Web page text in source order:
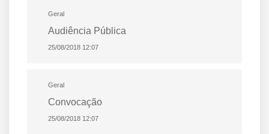
Geral
Audiência Pública
25/08/2018 12:07
Geral
Convocação
25/08/2018 12:07